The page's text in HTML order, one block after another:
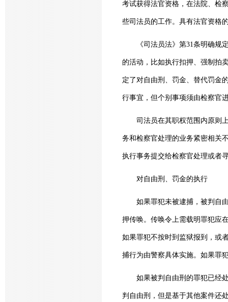
考试获得法官资格，在法院、检
些司法员的工作。具有法官资格
《司法员法》第31条明确规定
的活动，比如执行扣押、强制拍
定了对自由刑、罚金、替代罚金
行事宜，但个别事项须由检察官
司法员在其职权范围内原则上
务和检察官处理的业务紧密相关
执行事务提交给检察官处理或者
对自由刑、罚金的执行
如果罪犯未被逮捕，被判自由
押传唤。传唤令上需载明罪犯应
如果罪犯不按时到监狱报到，或
捕行为由警察具体实施。如果罪
如果被判自由刑的罪犯已经处
判自由刑，但是基于其他案件还